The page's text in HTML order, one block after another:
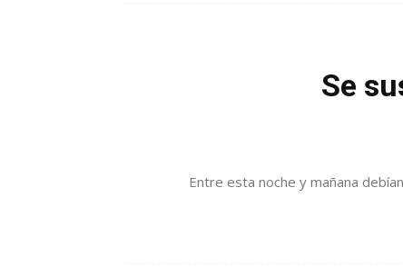
Se
Entre esta noche y mañana